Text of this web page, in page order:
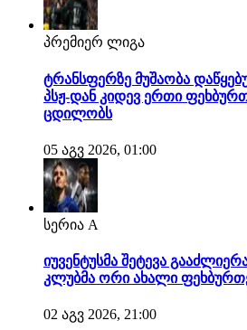
პრემიერ ლიგა
ტრანსფერზე მუშაობა
პსჟ-დან კიდევ ერთი
ცდილობს
05 აგვ 2026, 01:00
სერია A
იუვენტუსმა შეტევა
კლუბმა ორი ახალი
02 აგვ 2026, 21:00